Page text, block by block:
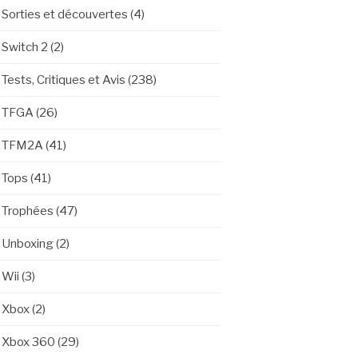
Sorties et découvertes (4)
Switch 2 (2)
Tests, Critiques et Avis (238)
TFGA (26)
TFM2A (41)
Tops (41)
Trophées (47)
Unboxing(2)
Wii (3)
Xbox(2)
Xbox 360 (29)